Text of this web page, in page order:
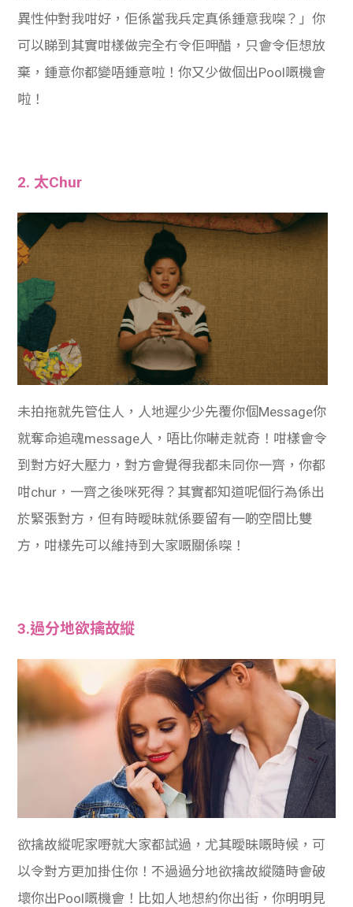
異性仲對我咁好，佢係當我兵定真係鍾意我㗎？」你
可以睇到其實咁樣做完全冇令佢呷醋，只會令佢想放
棄，鍾意你都變唔鍾意啦！你又少做個出Pool嘅機會
啦！
2. 太Chur
未拍拖就先管住人，人地遲少少先覆你個Message你
就奪命追魂message人，唔比你嚇走就奇！咁樣會令
到對方好大壓力，對方會覺得我都未同你一齊，你都
咁chur，一齊之後咪死得？其實都知道呢個行為係出
於緊張對方，但有時曖昧就係要留有一啲空間比雙
方，咁樣先可以維持到大家嘅關係㗎！
3.過分地欲擒故縱
欲擒故縱呢家嘢就大家都試過，尤其曖昧嘅時候，可
以令對方更加掛住你！不過過分地欲擒故縱隨時會破
壞你出Pool嘅機會！比如人地想約你出街，你明明見